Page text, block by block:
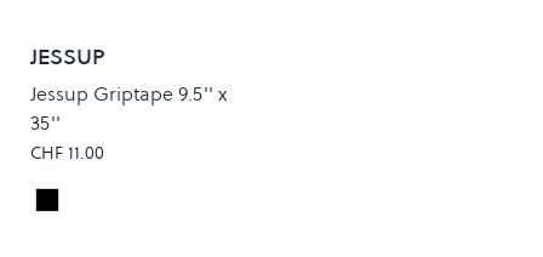
JESSUP
Jessup Griptape 9.5'' x
35''
CHF 11.00
Colour
Black